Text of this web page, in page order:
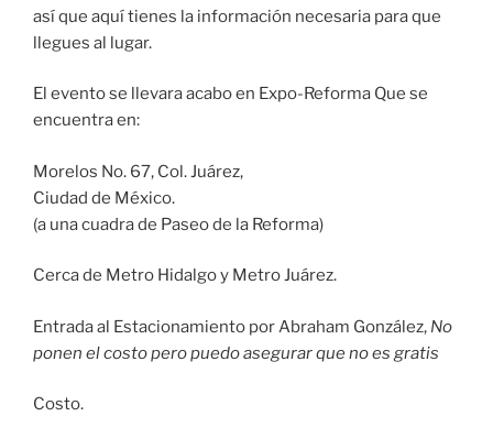
así que aquí tienes la información necesaria para que
llegues al lugar.
El evento se llevara acabo en Expo-Reforma Que se
encuentra en:
Morelos No. 67, Col. Juárez,
Ciudad de México.
(a una cuadra de Paseo de la Reforma)
Cerca de Metro Hidalgo y Metro Juárez.
Entrada al Estacionamiento por Abraham González, No
ponen el costo pero puedo asegurar que no es gratis
Costo.